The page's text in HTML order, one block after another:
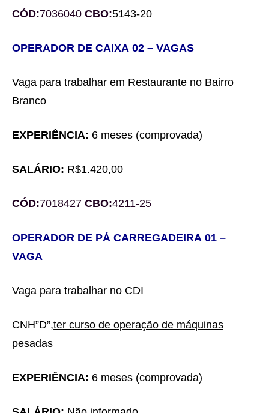
CÓD:7036040 CBO:5143-20
OPERADOR DE CAIXA 02 – VAGAS
Vaga para trabalhar em Restaurante no Bairro
Branco
EXPERIÊNCIA: 6 meses (comprovada)
SALÁRIO: R$1.420,00
CÓD:7018427 CBO:4211-25
OPERADOR DE PÁ CARREGADEIRA 01 –
VAGA
Vaga para trabalhar no CDI
CNH”D”,ter curso de operação de máquinas
pesadas
EXPERIÊNCIA: 6 meses (comprovada)